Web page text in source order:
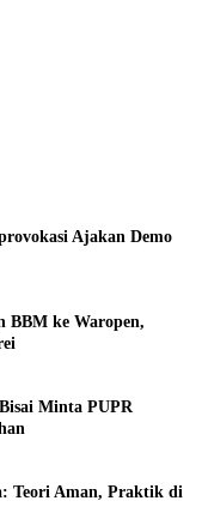
Ajakan Demo
BBM ke Waropen,
Minta PUPR
Teori Aman, Praktik di